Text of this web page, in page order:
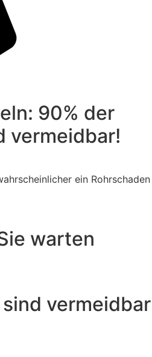
90% der
vermeidbar!
ein Rohrschaden
warten
vermeidbar